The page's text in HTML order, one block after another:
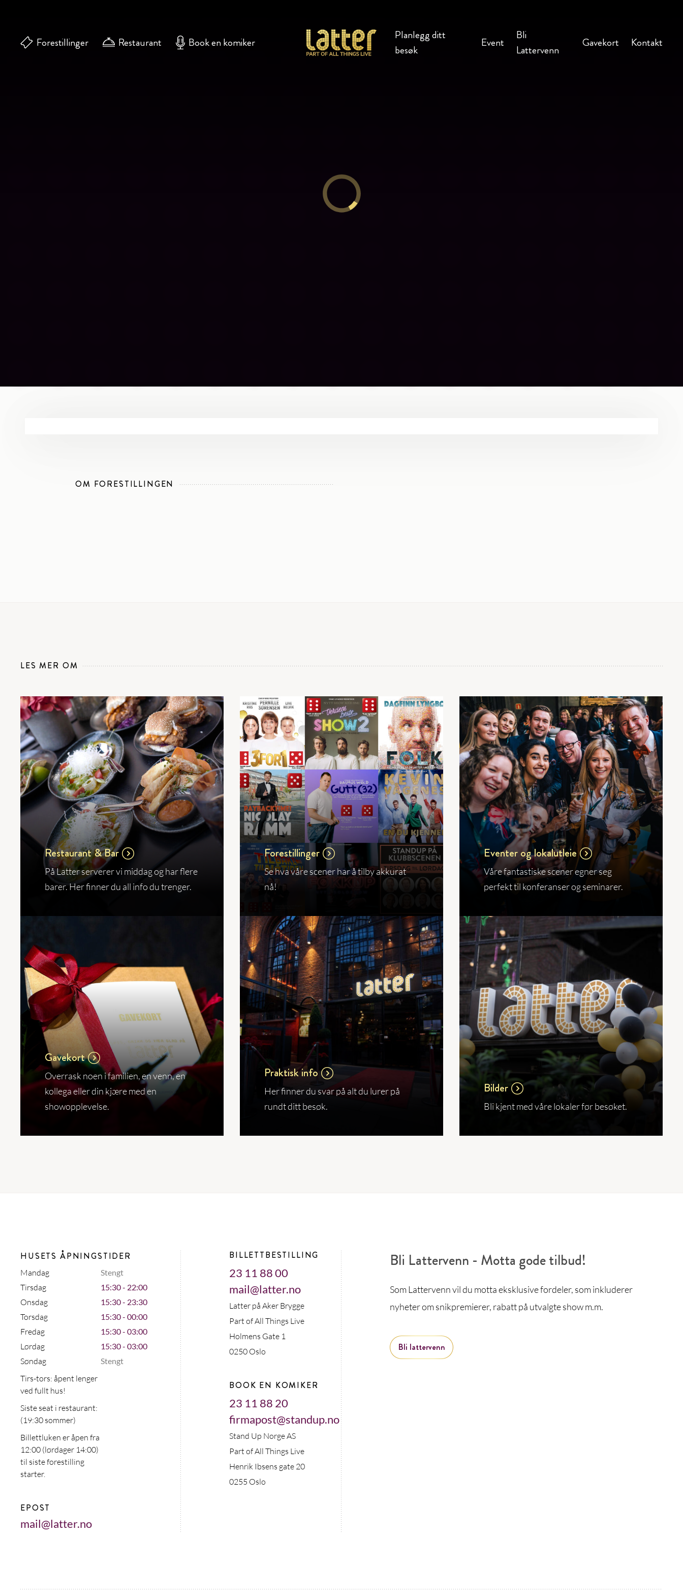
Forestillinger Restaurant Book en komiker
Planlegg ditt
besøk
Event
Bli
Lattervenn
Gavekort Kontakt
OM FORESTILLINGEN
LES MER OM
Restaurant & Bar
På Latter serverer vi middag og har flere
barer. Her finner du all info du trenger.
Forestillinger
Se hva våre scener har å tilby akkurat
nå!
Eventer og lokalutleie
Våre fantastiske scener egner seg
perfekt til konferanser og seminarer.
Gavekort
Overrask noen i familien, en venn, en
kollega eller din kjære med en
showopplevelse.
Praktisk info
Her finner du svar på alt du lurer på
rundt ditt besøk.
Bilder
Bli kjent med våre lokaler før besøket.
HUSETS ÅPNINGSTIDER
Mandag Stengt
Tirsdag 15:30 - 22:00
Onsdag 15:30 - 23:30
Torsdag 15:30 - 00:00
Fredag 15:30 - 03:00
Lørdag 15:30 - 03:00
Søndag Stengt
Tirs-tors: åpent lenger
ved fullt hus!
Siste seat i restaurant:
(19:30 sommer)
Billettluken er åpen fra
12:00 (lørdager 14:00)
til siste forestilling
starter.
EPOST
mail@latter.no
BILLETTBESTILLING
23 11 88 00
mail@latter.no
Latter på Aker Brygge
Part of All Things Live
Holmens Gate 1
0250 Oslo
BOOK EN KOMIKER
23 11 88 20
firmapost@standup.no
Stand Up Norge AS
Part of All Things Live
Henrik Ibsens gate 20
0255 Oslo
Bli Lattervenn - Motta gode tilbud!
Som Lattervenn vil du motta eksklusive fordeler, som inkluderer
nyheter om snikpremierer, rabatt på utvalgte show m.m.
Bli lattervenn